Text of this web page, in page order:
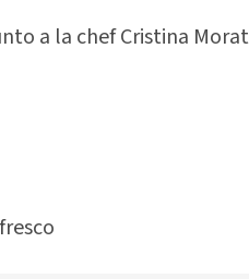
a la chef Cristina